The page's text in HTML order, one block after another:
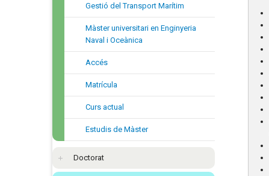
Gestió del Transport Marítim
Màster universitari en Enginyeria
Naval i Oceànica
Accés
Matrícula
Curs actual
Estudis de Màster
Doctorat